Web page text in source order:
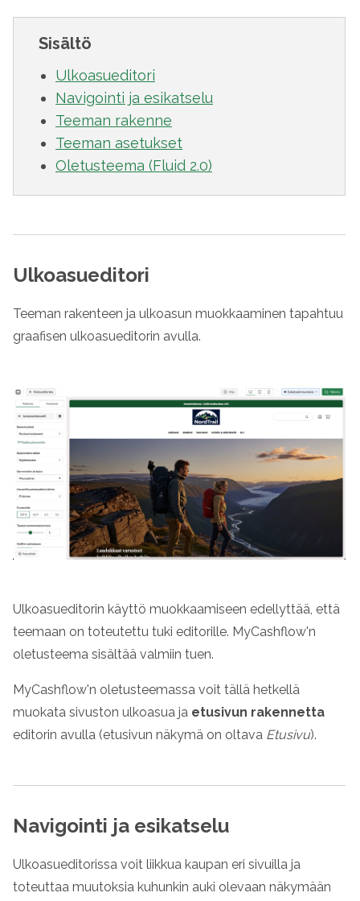
Sisältö
Ulkoasueditori
Navigointi ja esikatselu
Teeman rakenne
Teeman asetukset
Oletusteema (Fluid 2.0)
Ulkoasueditori
Teeman rakenteen ja ulkoasun muokkaaminen tapahtuu
graafisen ulkoasueditorin avulla.
Ulkoasueditorin käyttö muokkaamiseen edellyttää, että
teemaan on toteutettu tuki editorille. MyCashflow'n
oletusteema sisältää valmiin tuen.
MyCashflow'n oletusteemassa voit tällä hetkellä
muokata sivuston ulkoasua ja etusivun rakennetta
editorin avulla (etusivun näkymä on oltava Etusivu).
Navigointi ja esikatselu
Ulkoasueditorissa voit liikkua kaupan eri sivuilla ja
toteuttaa muutoksia kuhunkin auki olevaan näkymään